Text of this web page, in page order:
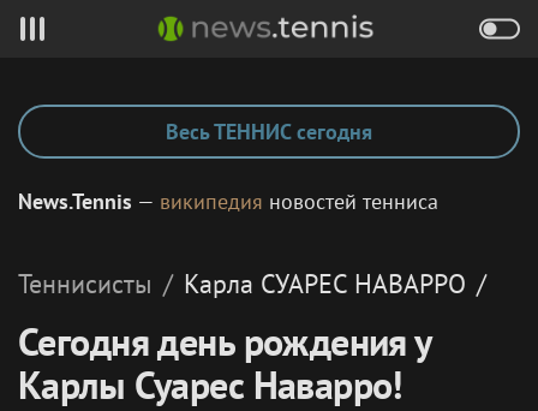
Весь ТЕННИС сегодня
News.Tennis — википедия новостей тенниса
Теннисисты / Карла СУАРЕС НАВАРРО /
Сегодня день рождения у
Карлы Суарес Наварро!